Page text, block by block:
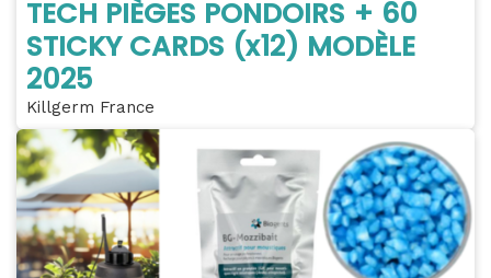
TECH PIÈGES PONDOIRS + 60
STICKY CARDS (x12) MODÈLE
2025
Killgerm France